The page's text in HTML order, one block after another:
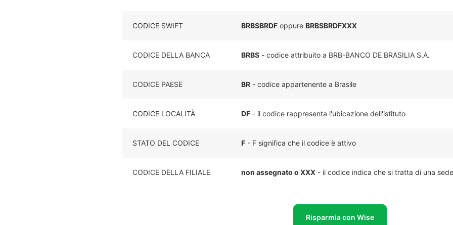
CODICE SWIFT BRBSBRDF oppure BRBSBRDFXXX
CODICE DELLA BANCA BRBS - codice attribuito a BRB-BANCO DE BRASILIA S.A.
CODICE PAESE BR - codice appartenente a Brasile
CODICE LOCALITÀ DF - il codice rappresenta l'ubicazione dell'istituto
STATO DEL CODICE F - F significa che il codice è attivo
CODICE DELLA FILIALE non assegnato o XXX - il codice indica che si tratta di una
Risparmia con Wise